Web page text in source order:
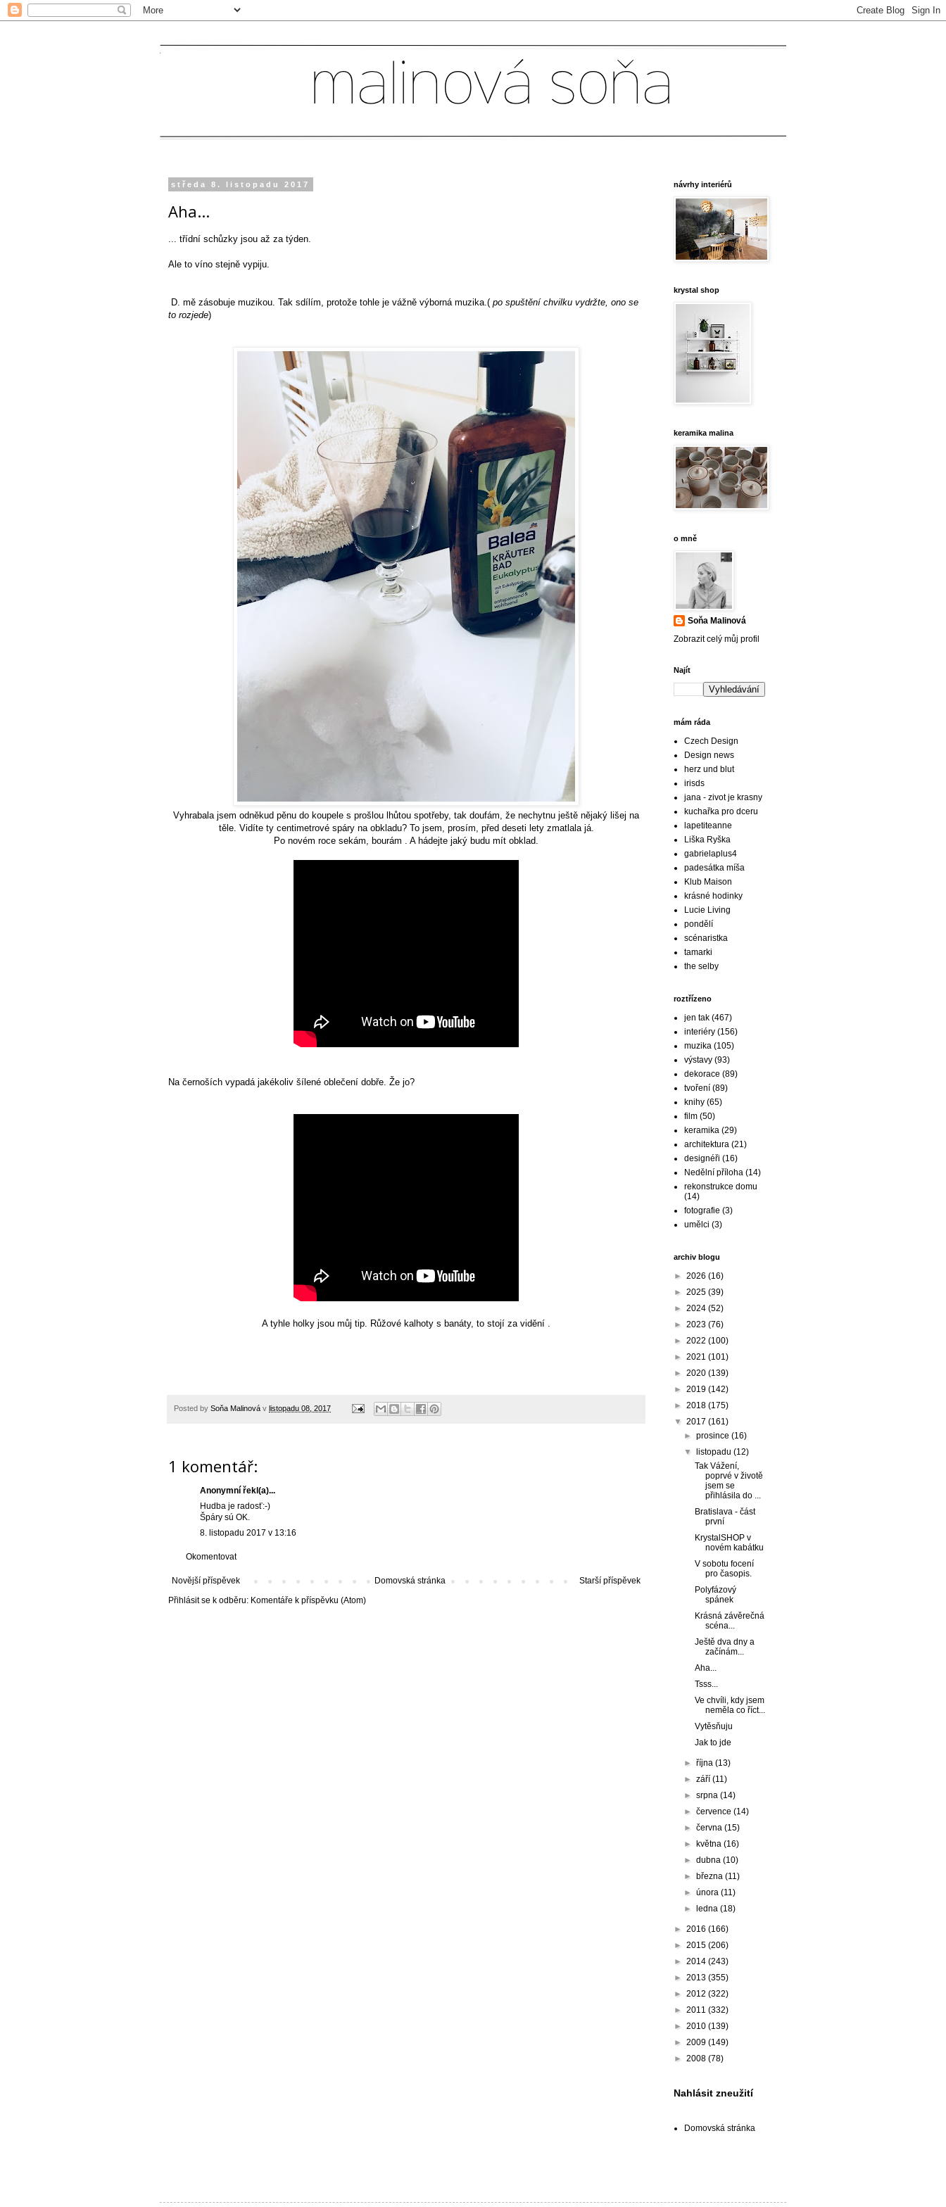
středa 8. listopadu 2017
Aha...
... třídní schůzky jsou až za týden.
Ale to víno stejně vypiju.
D. mě zásobuje muzikou. Tak sdílím, protože tohle je vážně výborná muzika.( po spuštění chvilku vydržte, ono se
to rozjede)
Vyhrabala jsem odněkud pěnu do koupele s prošlou lhůtou spotřeby, tak doufám, že nechytnu ještě nějaký lišej na
těle. Vidíte ty centimetrové spáry na obkladu? To jsem, prosím, před deseti lety zmatlala já.
Po novém roce sekám, bourám . A hádejte jaký budu mít obklad.
Na černoších vypadá jakékoliv šílené oblečení dobře. Že jo?
A tyhle holky jsou můj tip. Růžové kalhoty s banáty, to stojí za vidění .
Posted by Soňa Malinová v listopadu 08, 2017
1 komentář:
Anonymní řekl(a)...
Hudba je radosť:-)
Špáry sú OK.
8. listopadu 2017 v 13:16
Okomentovat
Novější příspěvek Starší příspěvek
Domovská stránka
Přihlásit se k odběru: Komentáře k příspěvku (Atom)
návrhy interiérů
krystal shop
keramika malina
o mně
Soňa Malinová
Zobrazit celý můj profil
Najít
mám ráda
Czech Design
Design news
herz und blut
irisds
jana - zivot je krasny
kuchařka pro dceru
lapetiteanne
Liška Ryška
gabrielaplus4
padesátka míša
Klub Maison
krásné hodinky
Lucie Living
pondělí
scénaristka
tamarki
the selby
roztřízeno
jen tak (467)
interiéry (156)
muzika (105)
výstavy (93)
dekorace (89)
tvoření (89)
knihy (65)
film (50)
keramika (29)
architektura (21)
designéři (16)
Nedělní příloha (14)
rekonstrukce domu
(14)
fotografie (3)
umělci (3)
archiv blogu
► 2026 (16)
► 2025 (39)
► 2024 (52)
► 2023 (76)
► 2022 (100)
► 2021 (101)
► 2020 (139)
► 2019 (142)
► 2018 (175)
▼ 2017 (161)
►prosince(16)
▼
listopadu(12)
Tak Vážení,
poprvé v životě
jsem se
přihlásila do ...
Bratislava - část
první
KrystalSHOP v
novém kabátku
V sobotu focení
pro časopis.
Polyfázový
spánek
Krásná závěrečná
scéna...
Ještě dva dny a
začínám...
Aha...
Tsss...
Ve chvíli, kdy jsem
neměla co říct...
Vytěsňuju
Jak to jde
►října(13)
►září(11)
►srpna(14)
►července(14)
►června(15)
► května(16)
►dubna(10)
► března(11)
►února(11)
►
ledna(18)
► 2016 (166)
► 2015 (206)
► 2014 (243)
► 2013 (355)
► 2012 (322)
► 2011 (332)
► 2010 (139)
► 2009 (149)
► 2008 (78)
Nahlásit zneužití
Domovská stránka